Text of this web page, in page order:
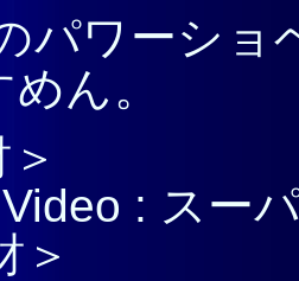
パワーショ
ん。
: スー
＞